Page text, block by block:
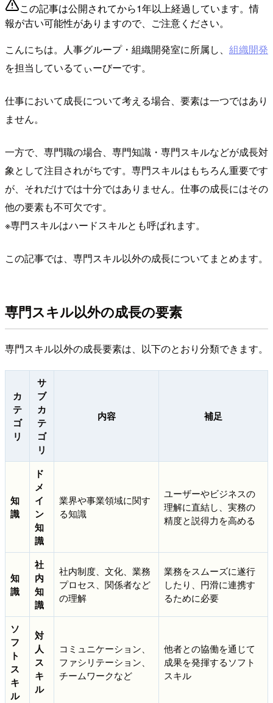
この記事は公開されてから1年以上経過しています。情
報が古い可能性がありますので、ご注意ください。
こんにちは。人事グループ・組織開発室に所属し、 組織開発
を担当しているてぃーびーです。
仕事において成長について考える場合、要素は一つではあり
ません。
一方で、専門職の場合、専門知識・専門スキルなどが成長対
象として注目されがちです。専門スキルはもちろん重要です
が、それだけでは十分ではありません。仕事の成長にはその
他の要素も不可欠です。
※専門スキルはハードスキルとも呼ばれます。
この記事では、専門スキル以外の成長についてまとめます。
専門スキル以外の成長の要素
専門スキル以外の成長要素は、以下のとおり分類できます。
カ
テ
ゴ
リ
サ
ブ
カ
テ
ゴ
リ
内容 補足
知
識
ド
メ
イ
ン
知
識
業界や事業領域に関す
る知識
ユーザーやビジネスの
理解に直結し、実務の
精度と説得力を高める
知
識
社
内
知
識
社内制度、文化、業務
プロセス、関係者など
の理解
業務をスムーズに遂行
したり、円滑に連携す
るために必要
ソ
フ
ト
ス
キ
ル
対
人
ス
キ
ル
コミュニケーション、
ファシリテーション、
チームワークなど
他者との協働を通じて
成果を発揮するソフト
スキル